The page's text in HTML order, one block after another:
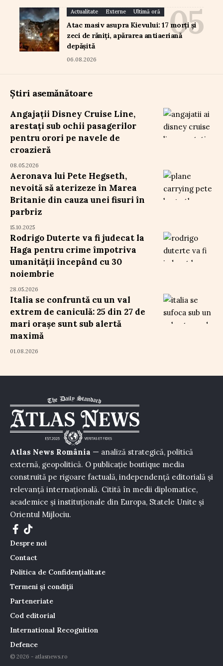
Actualitate Externe Ultimă oră
Atac masiv asupra Kievului: 17 morți și
zeci de răniți, apărarea antiaeriană
depășită
06.08.2026
Știri asemănătoare
Angajații Disney Cruise Line,
arestați sub ochii pasagerilor
pentru orori pe navele de
croazieră
08.05.2026
Aeronava lui Pete Hegseth,
nevoită să aterizeze în Marea
Britanie din cauza unei fisuri în
parbriz
15.10.2025
Rodrigo Duterte va fi judecat la
Haga pentru crime împotriva
umanității începând cu 30
noiembrie
28.05.2026
Italia se confruntă cu un val
extrem de caniculă: 25 din 27 de
mari orașe sunt sub alertă
maximă
01.08.2026
Atlas News România — analiză strategică, politică
externă, geopolitică. O publicație boutique media
construită pe rigoare factuală, independență editorială și
relevanță internațională. Citită în medii diplomatice,
academice și instituționale din Europa, Statele Unite și
Orientul Mijlociu.
Despre noi
Contact
Politica de Confidențialitate
Termeni și condiții
Parteneriate
Cod editorial
International Recognition
Defence
© 2026 - atlasnews.ro